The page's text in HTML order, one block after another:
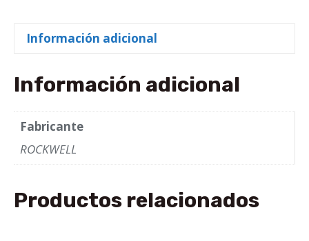
Información adicional
Información adicional
Fabricante
ROCKWELL
Productos relacionados